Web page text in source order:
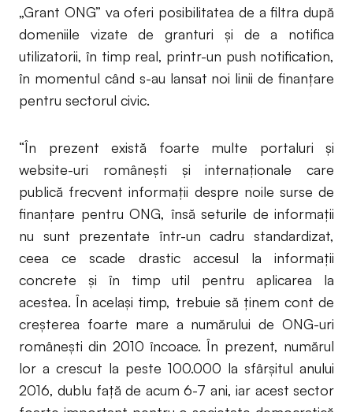
„Grant ONG” va oferi posibilitatea de a filtra după
domeniile vizate de granturi şi de a notifica
utilizatorii, în timp real, printr-un push notification,
în momentul când s-au lansat noi linii de finanţare
pentru sectorul civic.
“În prezent există foarte multe portaluri şi
website-uri româneşti şi internaţionale care
publică frecvent informaţii despre noile surse de
finanţare pentru ONG, însă seturile de informaţii
nu sunt prezentate într-un cadru standardizat,
ceea ce scade drastic accesul la informaţii
concrete şi în timp util pentru aplicarea la
acestea. În acelaşi timp, trebuie să ţinem cont de
creşterea foarte mare a numărului de ONG-uri
româneşti din 2010 încoace. În prezent, numărul
lor a crescut la peste 100.000 la sfârşitul anului
2016, dublu faţă de acum 6-7 ani, iar acest sector